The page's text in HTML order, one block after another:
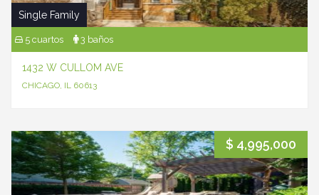
Single Family
5 cuartos 3 baños
1432 W CULLOM AVE
CHICAGO, IL 60613
$ 4,995,000